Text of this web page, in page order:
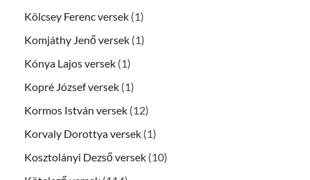
Kölcsey Ferenc versek (1)
Komjáthy Jenő versek (1)
Kónya Lajos versek (1)
Kopré József versek (1)
Kormos István versek (12)
Korvaly Dorottya versek (1)
Kosztolányi Dezső versek (10)